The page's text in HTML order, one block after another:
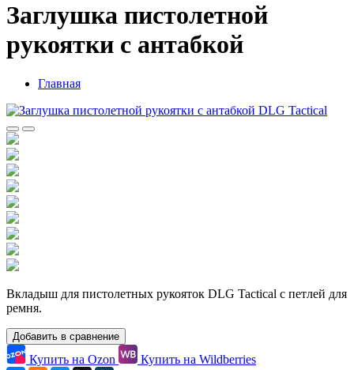
Заглушка пистолетной
рукоятки с антабкой
Главная
Вкладыш для пистолетных рукояток DLG Tactical с петлей для
ремня.
Добавить в сравнение
Купить на Ozon Купить на Wildberries